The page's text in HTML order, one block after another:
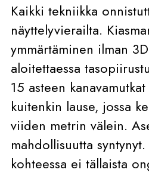
Kaikki tekniikka
näyttelyvierailta.
ymmärtäminen ilman
aloitettaessa
15 asteen
kuitenkin lause, jossa
viiden metrin välein.
mahdollisuutta
kohteessa ei tällaista